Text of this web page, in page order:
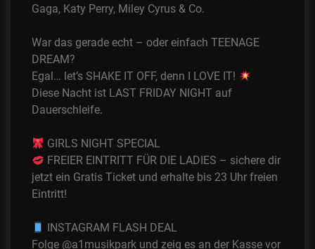
Gaga, Katy Perry, Miley Cyrus & Co.
War das gerade echt – oder einfach TEENAGE
DREAM?
Egal… let’s SHAKE IT OFF, denn I LOVE IT!
Diese Nacht ist LAST FRIDAY NIGHT auf
Dauerschleife.
GIRLS NIGHT SPECIAL
FREIER EINTRITT FÜR DIE LADIES – sichere dir
jetzt ein Gratis Ticket und erhalte bis 23 Uhr freien
Eintritt!
INSTAGRAM FLASH DEAL
Folge @a1musikpark und zeig es an der Kasse vor